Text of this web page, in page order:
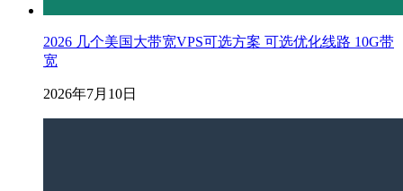
2026 几个美国大带宽VPS可选方案 可选优化线路 10G带
宽
2026年7月10日